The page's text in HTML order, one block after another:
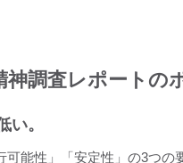
調査レポートの
い。
能性」「安定性」の3つ